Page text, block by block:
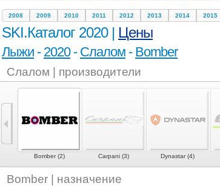
2008 2009 2010 2011 2012 2013 2014 2015
SKI.Каталог 2020 | Цены
Лыжи - 2020- Слалом - Bomber
Слалом | производители
Bomber (2) Carpani (3) Dynastar (4)
Bomber | назначение